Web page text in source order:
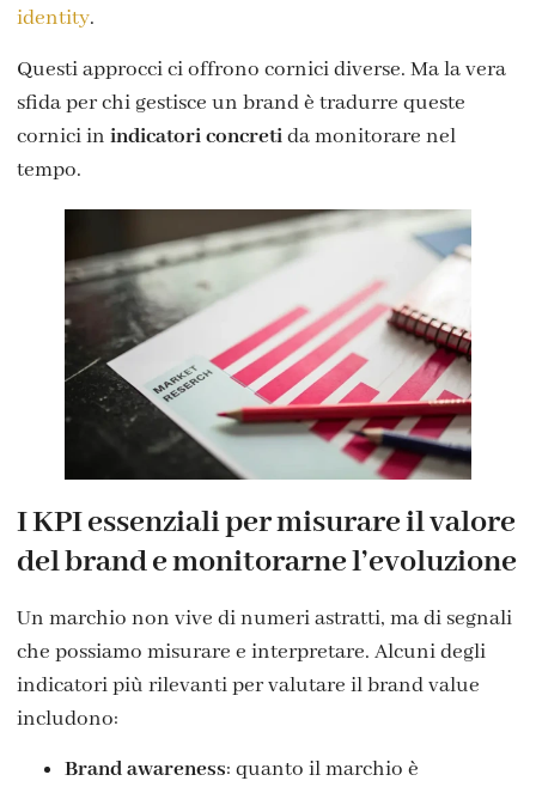
identity.
Questi approcci ci offrono cornici diverse. Ma la vera
sfida per chi gestisce un brand è tradurre queste
cornici in indicatori concretida monitorare nel
tempo.
I KPI essenziali per misurare il valore
del brand e monitorarne l’evoluzione
Un marchio non vive di numeri astratti, ma di segnali
che possiamo misurare e interpretare. Alcuni degli
indicatori più rilevanti per valutare il brand value
includono:
Brand awareness: quanto il marchio è